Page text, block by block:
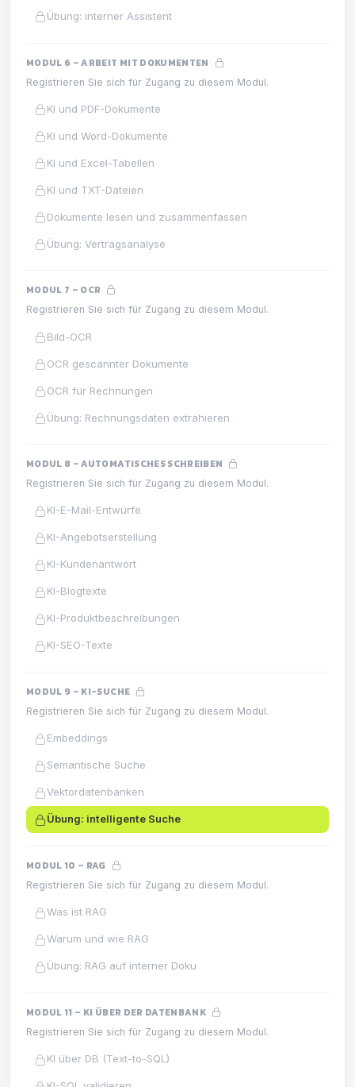
Übung: interner Assistent
MODUL 6 – ARBEIT MIT DOKUMENTEN
Registrieren Sie sich für Zugang zu diesem Modul.
KI und PDF-Dokumente
KI und Word-Dokumente
KI und Excel-Tabellen
KI und TXT-Dateien
Dokumente lesen und zusammenfassen
Übung: Vertragsanalyse
MODUL 7 – OCR
Registrieren Sie sich für Zugang zu diesem Modul.
Bild-OCR
OCR gescannter Dokumente
OCR für Rechnungen
Übung: Rechnungsdaten extrahieren
MODUL 8 – AUTOMATISCHES SCHREIBEN
Registrieren Sie sich für Zugang zu diesem Modul.
KI-E-Mail-Entwürfe
KI-Angebotserstellung
KI-Kundenantwort
KI-Blogtexte
KI-Produktbeschreibungen
KI-SEO-Texte
MODUL 9 – KI-SUCHE
Registrieren Sie sich für Zugang zu diesem Modul.
Embeddings
Semantische Suche
Vektordatenbanken
Übung: intelligente Suche
MODUL 10 – RAG
Registrieren Sie sich für Zugang zu diesem Modul.
Was ist RAG
Warum und wie RAG
Übung: RAG auf interner Doku
MODUL 11 – KI ÜBER DER DATENBANK
Registrieren Sie sich für Zugang zu diesem Modul.
KI über DB (Text-to-SQL)